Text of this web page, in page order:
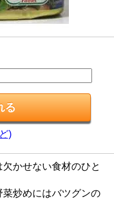
)
かせない食材のひと
炒めにはバツグンの